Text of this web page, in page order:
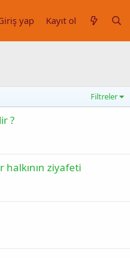
yap Kayıt ol
Filtreler
?
halkının ziyafeti